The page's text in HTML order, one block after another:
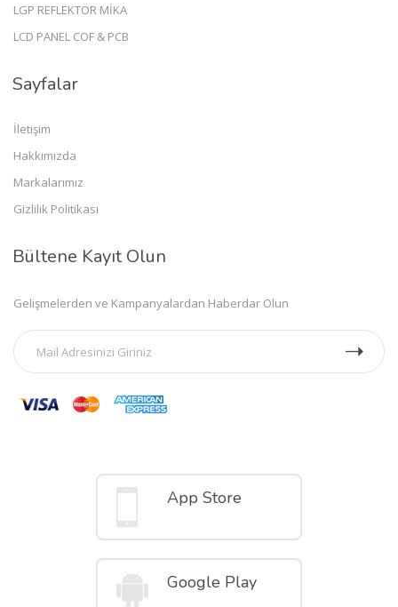
LGP REFLEKTÖR MİKA
LCD PANEL COF & PCB
Sayfalar
İletişim
Hakkımızda
Markalarımız
Gizlilik Politikası
Bültene Kayıt Olun
Gelişmelerden ve Kampanyalardan Haberdar Olun
App Store
Google Play